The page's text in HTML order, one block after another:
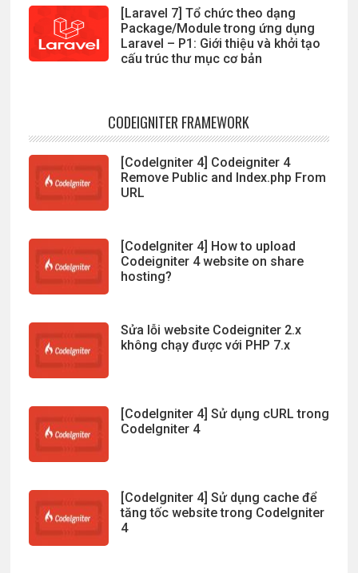
[Laravel 7] Tổ chức theo dạng
Package/Module trong ứng dụng
Laravel – P1: Giới thiệu và khởi tạo
cấu trúc thư mục cơ bản
CODEIGNITER FRAMEWORK
[CodeIgniter 4] Codeigniter 4
Remove Public and Index.php From
URL
[CodeIgniter 4] How to upload
Codeigniter 4 website on share
hosting?
Sửa lỗi website Codeigniter 2.x
không chạy được với PHP 7.x
[CodeIgniter 4] Sử dụng cURL trong
CodeIgniter 4
[CodeIgniter 4] Sử dụng cache để
tăng tốc website trong CodeIgniter
4